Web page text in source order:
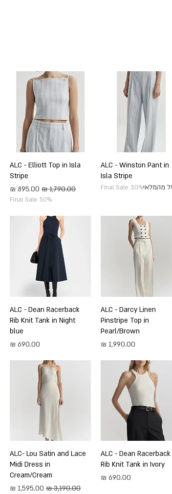
תצוגה מהירה
ALC - Winston Pant in
Isla Stripe
מהמלאיFinal Sale 30%
תצוגה מהירה
ALC - Elliott Top in Isla
Stripe
מחיר רגיל‏1,790.00 ‏₪ מחיר מבצע
Final Sale 50%
תצוגה מהירה
ALC - Darcy Linen
Pinstripe Top in
Pearl/Brown
מחיר
תצוגה מהירה
ALC - Dean Racerback
Rib Knit Tank in Night
blue
מחיר
תצוגה מהירה
ALC - Dean Racerback
Rib Knit Tank in Ivory
מחיר
תצוגה מהירה
ALC- Lou Satin and Lace
Midi Dress in
Cream/Cream
מחיר רגיל‏3,190.00 ‏₪ מחיר מבצע